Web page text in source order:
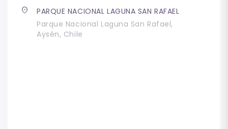
place
PARQUE NACIONAL LAGUNA SAN RAFAEL
Parque Nacional Laguna San Rafael,
Aysén, Chile